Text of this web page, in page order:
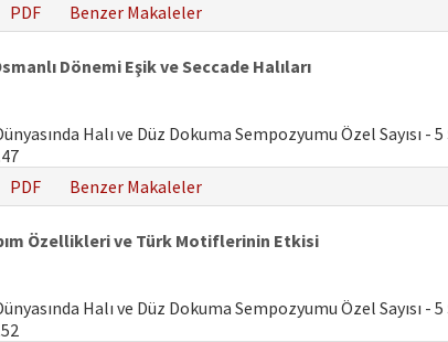
PDF Benzer Makaleler
Dönemi Eşik ve Seccade Halıları
Halı ve Düz Dokuma Sempozyumu Özel Sayısı - 5
PDF Benzer Makaleler
Özellikleri ve Türk Motiflerinin Etkisi
Halı ve Düz Dokuma Sempozyumu Özel Sayısı - 5